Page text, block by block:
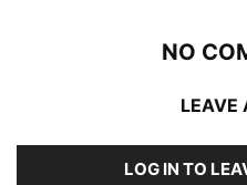
NO
LEAVE
LOG IN TO